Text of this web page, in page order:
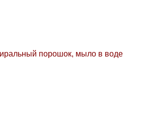
порошок, мыло в воде